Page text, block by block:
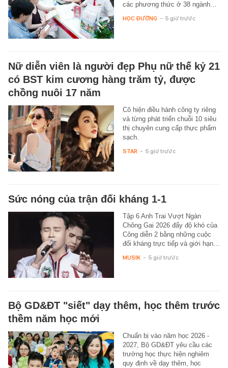
các phương thức ở 38 ngành…
HỌC ĐƯỜNG - 5 giờ trước
Nữ diễn viên là người đẹp Phụ nữ thế kỷ 21
có BST kim cương hàng trăm tỷ, được
chồng nuôi 17 năm
Cô hiện điều hành công ty riêng
và từng phát triển chuỗi 10 siêu
thị chuyên cung cấp thực phẩm
sạch.
STAR - 5 giờ trước
Sức nóng của trận đối kháng 1-1
Tập 6 Anh Trai Vượt Ngàn
Chông Gai 2026 đẩy độ khó của
Công diễn 2 bằng những cuộc
đối kháng trực tiếp và giới hạn…
MUSIK - 5 giờ trước
Bộ GD&ĐT "siết" dạy thêm, học thêm trước
thềm năm học mới
Chuẩn bị vào năm học 2026 -
2027, Bộ GD&ĐT yêu cầu các
trường học thực hiện nghiêm
quy định về dạy thêm, học